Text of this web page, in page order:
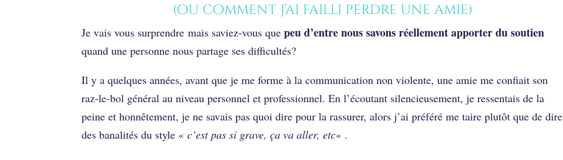
(ou comment j’ai failli perdre une amie)
Je vais vous surprendre mais saviez-vous quepeu d’entre nous savons réellement apporter du soutien
quand une personne nous partage ses difficultés?
Il y a quelques années, avant que je me forme à la communication non violente, une amie me confiait son
raz-le-bol général au niveau personnel et professionnel. En l’écoutant silencieusement, je ressentais de la
peine et honnêtement, je ne savais pas quoi dire pour la rassurer, alors j’ai préféré me taire plutôt que de dire
des banalités du style «c’est pas si grave, ça va aller, etc« .